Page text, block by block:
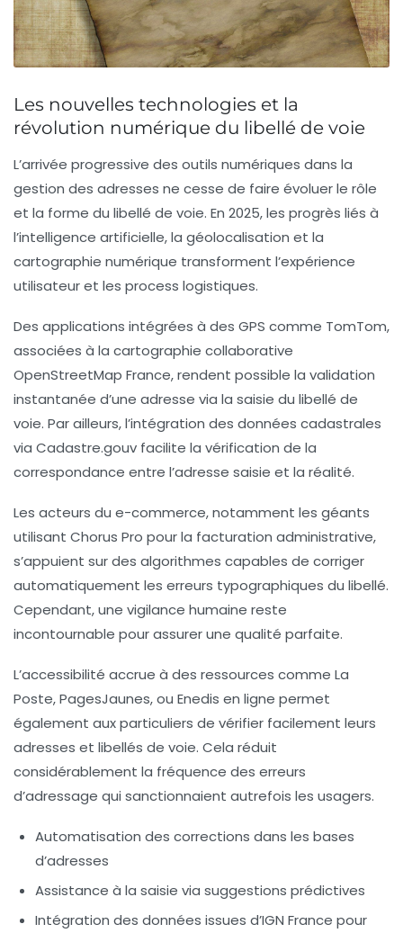
Les nouvelles technologies et la
révolution numérique du libellé de voie
L’arrivée progressive des outils numériques dans la
gestion des adresses ne cesse de faire évoluer le rôle
et la forme du libellé de voie. En 2025, les progrès liés à
l’intelligence artificielle, la géolocalisation et la
cartographie numérique transforment l’expérience
utilisateur et les process logistiques.
Des applications intégrées à des GPS comme TomTom,
associées à la cartographie collaborative
OpenStreetMap France, rendent possible la validation
instantanée d’une adresse via la saisie du libellé de
voie. Par ailleurs, l’intégration des données cadastrales
via Cadastre.gouv facilite la vérification de la
correspondance entre l’adresse saisie et la réalité.
Les acteurs du e-commerce, notamment les géants
utilisant Chorus Pro pour la facturation administrative,
s’appuient sur des algorithmes capables de corriger
automatiquement les erreurs typographiques du libellé.
Cependant, une vigilance humaine reste
incontournable pour assurer une qualité parfaite.
L’accessibilité accrue à des ressources comme La
Poste, PagesJaunes, ou Enedis en ligne permet
également aux particuliers de vérifier facilement leurs
adresses et libellés de voie. Cela réduit
considérablement la fréquence des erreurs
d’adressage qui sanctionnaient autrefois les usagers.
Automatisation des corrections dans les bases
d’adresses
Assistance à la saisie via suggestions prédictives
Intégration des données issues d’IGN France pour